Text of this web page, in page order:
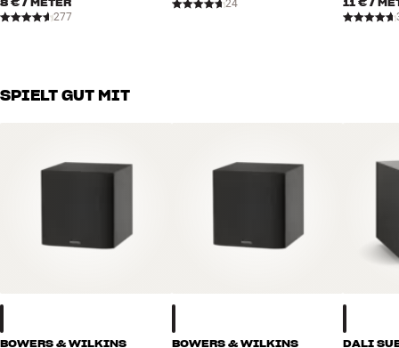
277
24
SPIELT GUT MIT
BOWERS & WILKINS
BOWERS & WILKINS
DALI